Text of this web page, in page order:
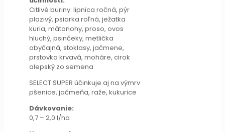
Citlivé buriny: lipnica ročná, pýr
plazivý, psiarka roľná, ježatka
kuria, mätonohy, proso, ovos
hluchý, psinčeky, metlička
obyčajná, stoklasy, jačmene,
prstovka krvavá, moháre, cirok
alepský zo semena
SELECT SUPER účinkuje aj na výmrv
pšenice, jačmeňa, raže, kukurice
Dávkovanie:
0,7 – 2,0 l/ha